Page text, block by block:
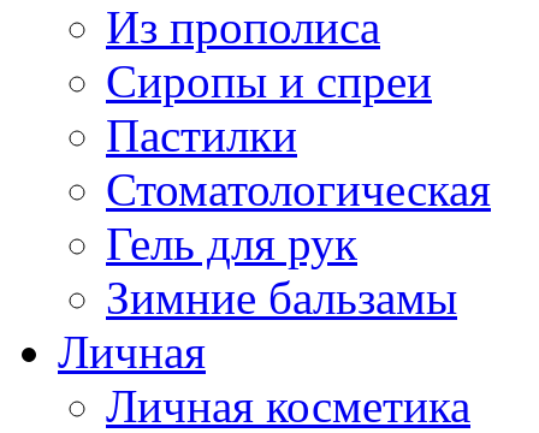
Из прополиса
Сиропы и спреи
Пастилки
Стоматологическая
Гель для рук
Зимние бальзамы
Личная
Личная косметика